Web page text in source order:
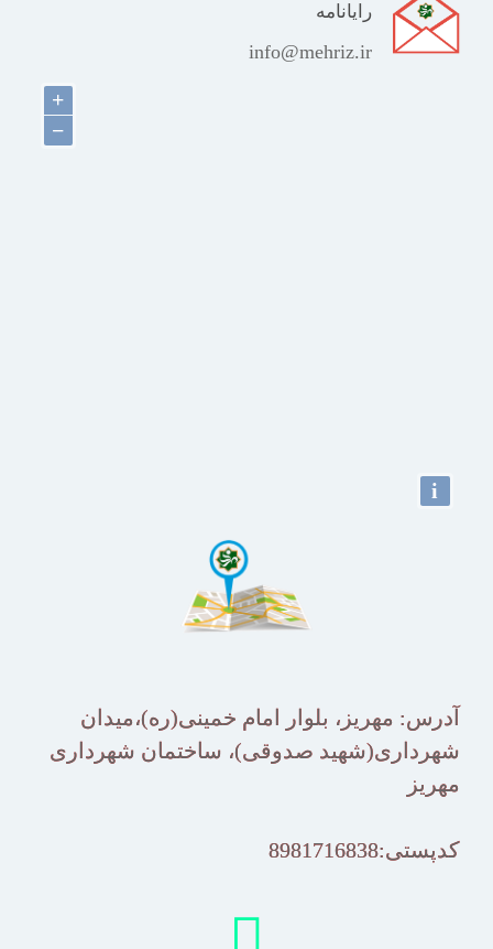
رایانامه
info@mehriz.ir
+
−
i
آدرس: مهریز، بلوار امام خمینی(ره)،میدان
شهرداری(شهید صدوقی)، ساختمان شهرداری
مهریز
کدپستی:8981716838